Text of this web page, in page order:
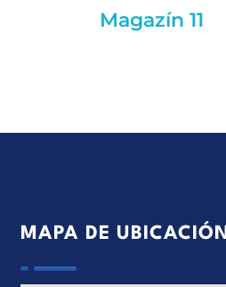
Magazín 11
MAPA DE UBICACIÓN